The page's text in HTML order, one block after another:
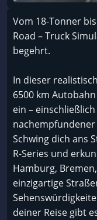
Vom 18-Tonner
Road – Truck
begehrt.
In dieser
6500 km
ein –
Schwing dich ans
R-Series und
Hamburg,
einzigartige
deiner Reise gibt